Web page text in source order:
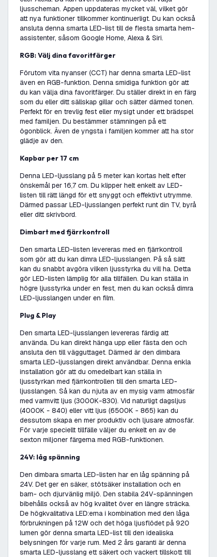
ljusscheman. Appen uppdateras mycket väl, vilket gör
att nya funktioner tillkommer kontinuerligt. Du kan också
ansluta denna smarta LED-list till de flesta smarta hem-
assistenter, såsom Google Home, Alexa & Siri.
RGB: Välj dina favoritfärger
Förutom vita nyanser (CCT) har denna smarta LED-list
även en RGB-funktion. Denna smidiga funktion gör att
du kan välja dina favoritfärger. Du ställer direkt in en färg
som du eller ditt sällskap gillar och sätter därmed tonen.
Perfekt för en trevlig fest eller mysigt under ett brädspel
med familjen. Du bestämmer stämningen på ett
ögonblick. Även de yngsta i familjen kommer att ha stor
glädje av den.
Kapbar per 17 cm
Denna LED-ljusslang på 5 meter kan kortas helt efter
önskemål per 16,7 cm. Du klipper helt enkelt av LED-
listen till rätt längd för ett snyggt och effektivt utrymme.
Därmed passar LED-ljusslangen perfekt runt din TV, byrå
eller ditt skrivbord.
Dimbart med fjärrkontroll
Den smarta LED-listen levereras med en fjärrkontroll
som gör att du kan dimra LED-ljusslangen. På så sätt
kan du snabbt avgöra vilken ljusstyrka du vill ha. Detta
gör LED-listen lämplig för alla tillfällen. Du kan ställa in
högre ljusstyrka under en fest, men du kan också dimra
LED-ljusslangen under en film.
Plug & Play
Den smarta LED-ljusslangen levereras färdig att
använda. Du kan direkt hänga upp eller fästa den och
ansluta den till vägguttaget. Därmed är den dimbara
smarta LED-ljusslangen direkt användbar. Denna enkla
installation gör att du omedelbart kan ställa in
ljusstyrkan med fjärrkontrollen till den smarta LED-
ljusslangen. Så kan du njuta av en mysig varm atmosfär
med varmvitt ljus (3000K-830). Vid naturligt dagsljus
(4000K - 840) eller vitt ljus (6500K - 865) kan du
dessutom skapa en mer produktiv och ljusare atmosfär.
För varje speciellt tillfälle väljer du enkelt en av de
sexton miljoner färgerna med RGB-funktionen.
24V: låg spänning
Den dimbara smarta LED-listen har en låg spänning på
24V. Det ger en säker, stötsäker installation och en
barn- och djurvänlig miljö. Den stabila 24V-spänningen
bibehålls också av hög kvalitet över en längre sträcka.
De högkvalitativa LED:erna i kombination med den låga
förbrukningen på 12W och det höga ljusflödet på 920
lumen gör denna smarta LED-list till den idealiska
belysningen för varje rum. Med 2 års garanti är denna
smarta LED-ljusslang ett säkert och vackert tillskott till